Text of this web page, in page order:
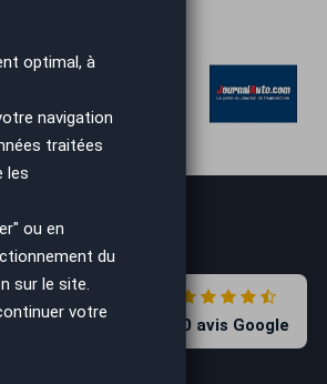
8590 avis Google
optimal, à
navigation
traitées
les
ou en
du
sur le site.
votre